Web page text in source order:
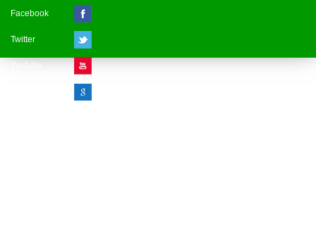
Facebook
Twitter
Youtube